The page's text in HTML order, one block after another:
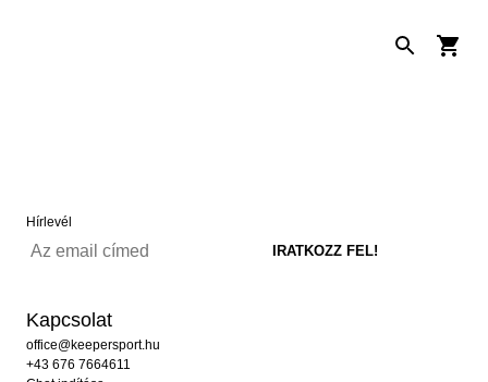
Hírlevél
Kapcsolat
office@keepersport.hu
+43 676 7664611